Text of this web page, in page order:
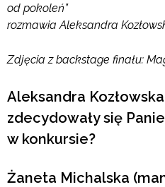
od pokoleń”
rozmawia Aleksandra
Zdjęcia z backstage finału:
Aleksandra
zdecydowały się
w konkursie?
Żaneta Michalska